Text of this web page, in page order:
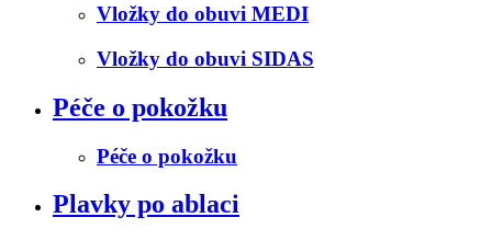
Vložky do obuvi MEDI
Vložky do obuvi SIDAS
Péče o pokožku
Péče o pokožku
Plavky po ablaci